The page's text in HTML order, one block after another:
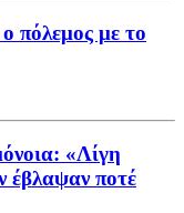
πόλεμος με το
«Λίγη
έβλαψαν ποτέ